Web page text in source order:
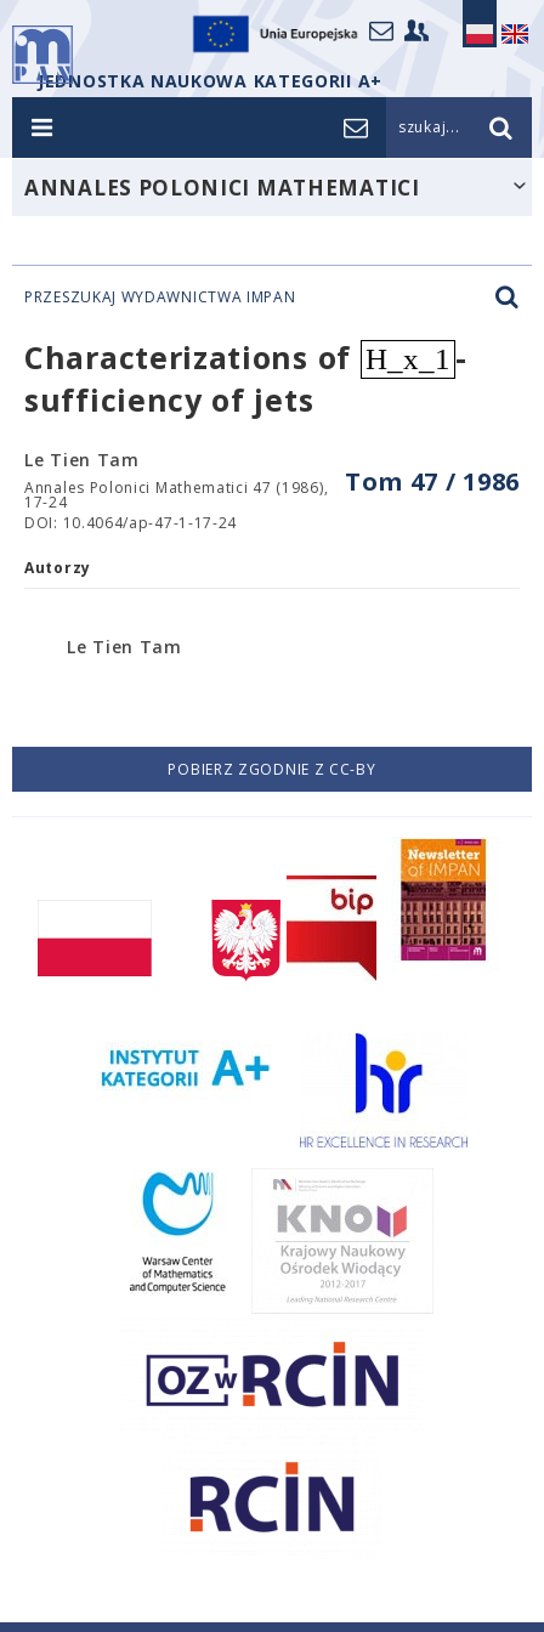
JEDNOSTKA NAUKOWA KATEGORII A+
szukaj...
ANNALES POLONICI MATHEMATICI
PRZESZUKAJ WYDAWNICTWA IMPAN
Characterizations of H_x_1 -
sufficiency of jets
Tom 47 / 1986
Le Tien Tam
Annales Polonici Mathematici 47 (1986),
17-24
DOI: 10.4064/ap-47-1-17-24
Autorzy
Le Tien Tam
POBIERZ ZGODNIE Z CC-BY